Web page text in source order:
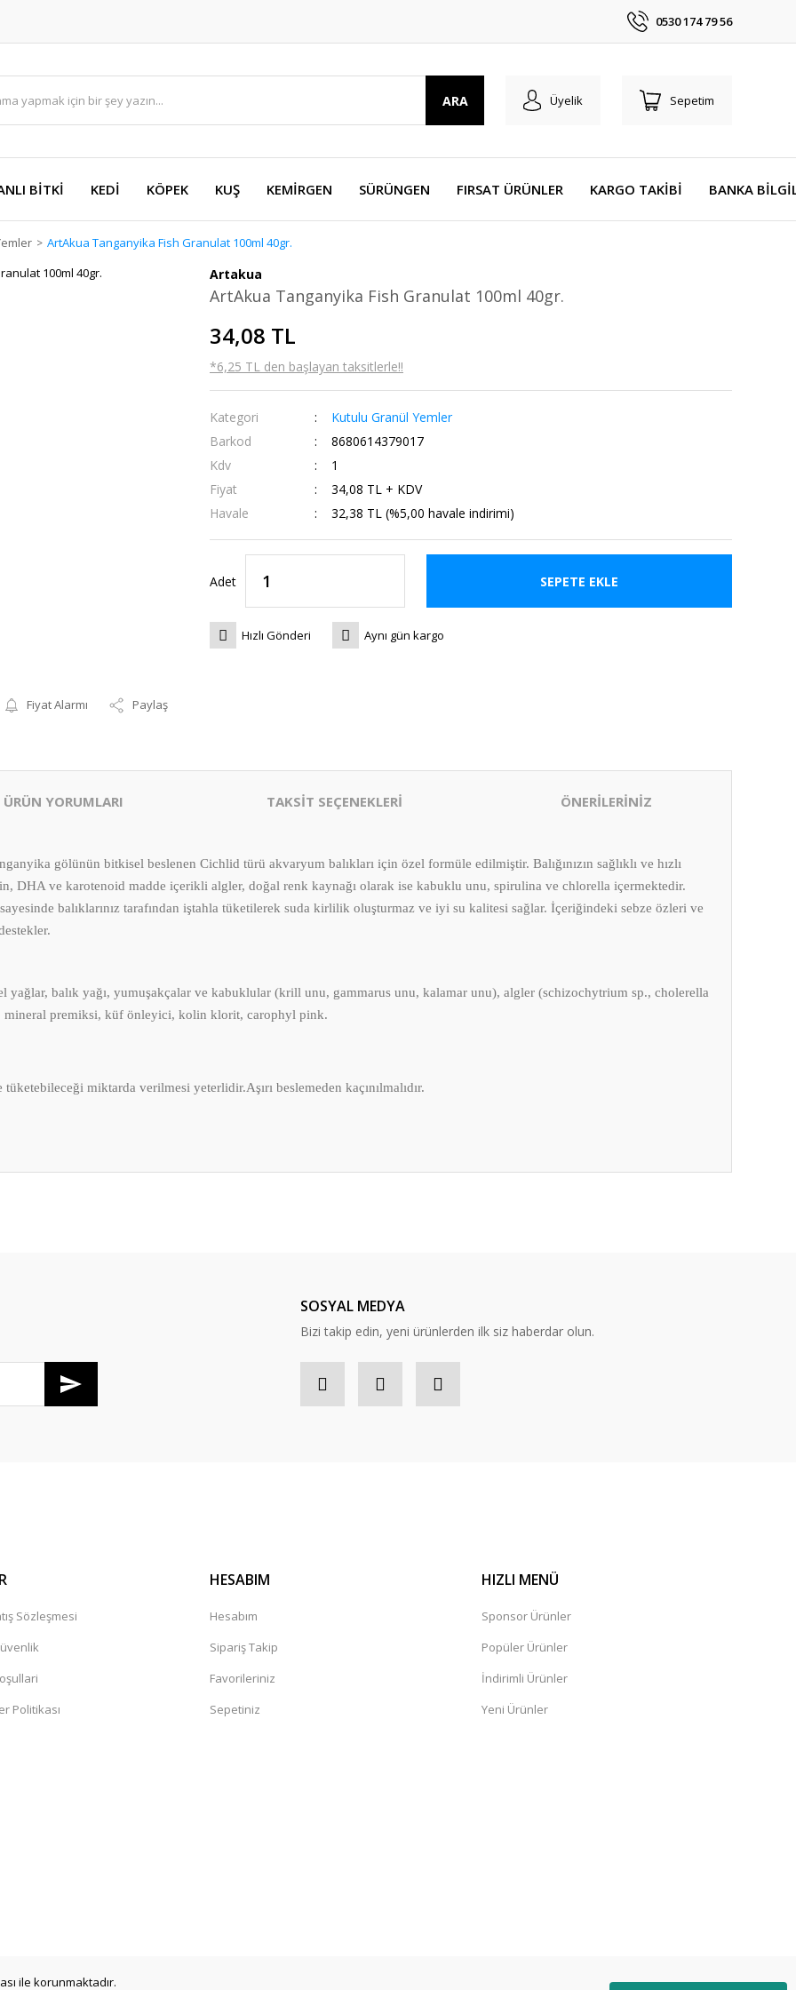
0530 174 79 56
ARA Üyelik Sepetim
BİTKİ KEDİ KÖPEK KUŞ KEMİRGEN SÜRÜNGEN FIRSAT ÜRÜNLER KARGO TAKİBİ BANKA
ArtAkua Tanganyika Fish Granulat 100ml 40gr.
Fiyat Alarmı Paylaş
Artakua
ArtAkua Tanganyika Fish Granulat 100ml 40gr.
34,08 TL
*6,25 TL den başlayan taksitlerle!!
Kategori
Kutulu Granül Yemler
Barkod
8680614379017
Kdv
1
Fiyat
34,08 TL + KDV
Havale
32,38 TL (%5,00 havale indirimi)
Adet SEPETE EKLE
Hızlı Gönderi Aynı gün kargo
ÜRÜN YORUMLARI TAKSİT SEÇENEKLERİ ÖNERİLERİNİZ
gölünün bitkisel beslenen Cichlid türü akvaryum balıkları için özel formüle edilmiştir. Balığınızın sağlıklı ve hızlı
DHA ve karotenoid madde içerikli algler, doğal renk kaynağı olarak ise kabuklu unu, spirulina ve chlorella içermektedir.
balıklarınız tarafından iştahla tüketilerek suda kirlilik oluşturmaz ve iyi su kalitesi sağlar. İçeriğindeki sebze özleri ve
yağlar, balık yağı, yumuşakçalar ve kabuklular (krill unu, gammarus unu, kalamar unu), algler (schizochytrium sp., cholerella
mineral premiksi, küf önleyici, kolin klorit, carophyl pink.
miktarda verilmesi yeterlidir.Aşırı beslemeden kaçınılmalıdır.
SOSYAL MEDYA
Bizi takip edin, yeni ürünlerden ilk siz haberdar olun.
Sözleşmesi
Politikası
HESABIM
Hesabım
Sipariş Takip
Favorileriniz
Sepetiniz
HIZLI MENÜ
Sponsor Ürünler
Popüler Ürünler
İndirimli Ürünler
Yeni Ürünler
ile korunmaktadır.